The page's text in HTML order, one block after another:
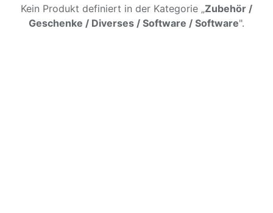
Kein Produkt definiert in der Kategorie „Zubehör /
Geschenke / Diverses / Software / Software".